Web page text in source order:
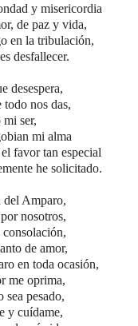
y misericordia
de paz y vida,
en la tribulación,
desfallecer.
desespera,
nos das,
ser,
mi alma
favor tan especial
he solicitado.
del Amparo,
nosotros,
de amor,
en toda ocasión,
me oprima,
sea pesado,
y cuídame,